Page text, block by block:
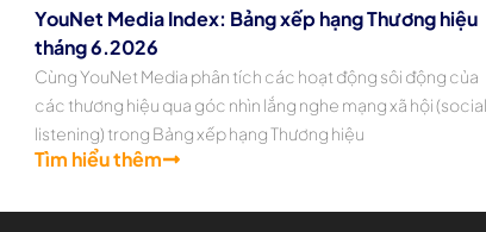
YouNet Media Index: Bảng xếp hạng Thương hiệu
tháng 6.2026
Cùng YouNet Media phân tích các hoạt động sôi động của
các thương hiệu qua góc nhìn lắng nghe mạng xã hội (social
listening) trong Bảng xếp hạng Thương hiệu
Tìm hiểu thêm